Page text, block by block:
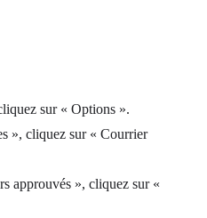
sur « Options ».
», cliquez sur « Courrier
approuvés », cliquez sur «